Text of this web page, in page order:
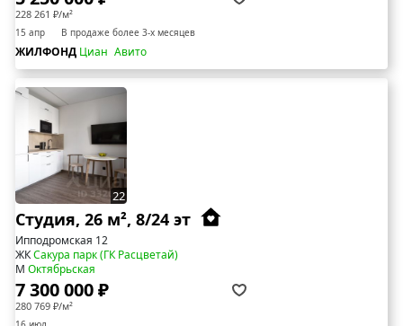
228 261 ₽/м²
15 апр В продаже более 3-х месяцев
ЖИЛФОНД Циан Авито
22
Студия, 26 м², 8/24 эт
Ипподромская 12
ЖКСакура парк (ГК Расцветай)
М Октябрьская
7 300 000 ₽
280 769 ₽/м²